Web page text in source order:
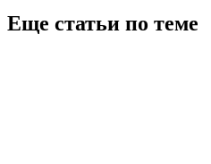
Еще статьи по теме